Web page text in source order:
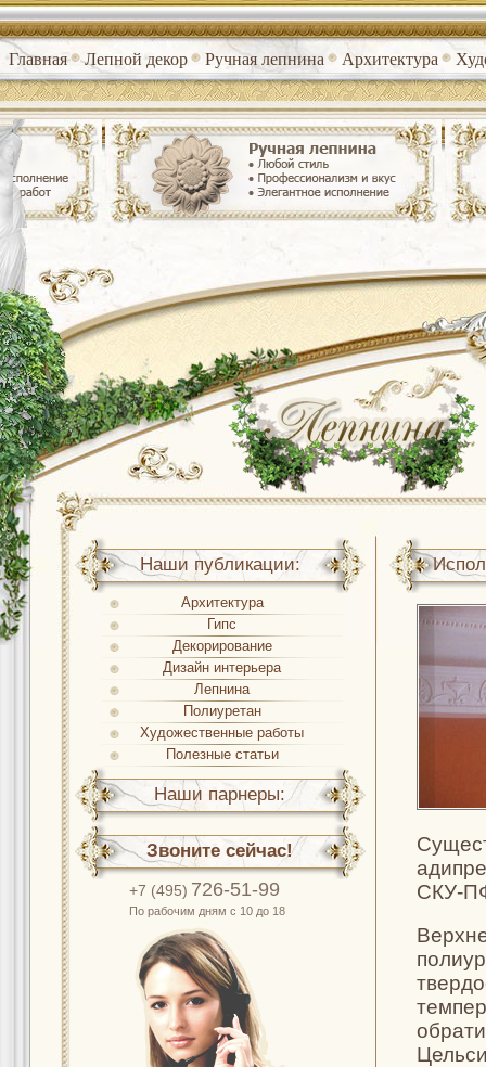
Главная Лепной декор Ручная лепнина Архитектура
СКУ-
Наши публикации:
Архитектура
Гипс
Декорирование
Дизайн интерьера
Лепнина
Полиуретан
Художественные работы
Полезные статьи
Наши парнеры:
Звоните сейчас!
+7 (495) 726-51-99
По рабочим дням с 10 до 18